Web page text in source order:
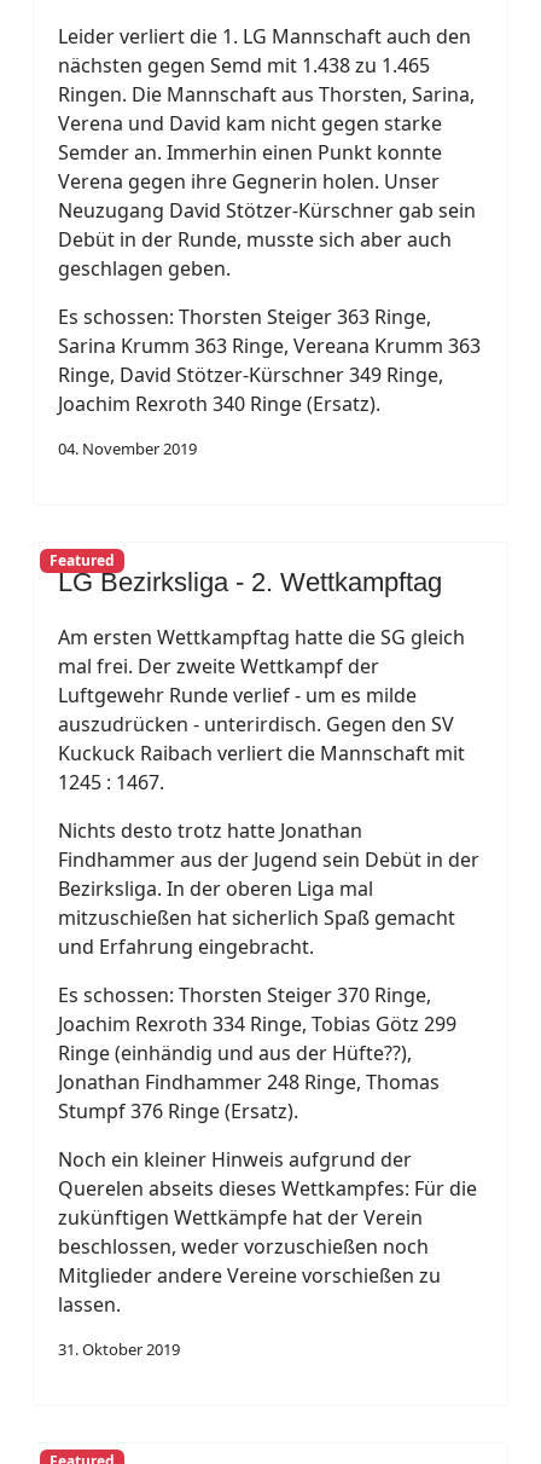
Leider verliert die 1. LG Mannschaft auch den
nächsten gegen Semd mit 1.438 zu 1.465
Ringen. Die Mannschaft aus Thorsten, Sarina,
Verena und David kam nicht gegen starke
Semder an. Immerhin einen Punkt konnte
Verena gegen ihre Gegnerin holen. Unser
Neuzugang David Stötzer-Kürschner gab sein
Debüt in der Runde, musste sich aber auch
geschlagen geben.
Es schossen: Thorsten Steiger 363 Ringe,
Sarina Krumm 363 Ringe, Vereana Krumm 363
Ringe, David Stötzer-Kürschner 349 Ringe,
Joachim Rexroth 340 Ringe (Ersatz).
04. November 2019
Featured
LG Bezirksliga - 2. Wettkampftag
Am ersten Wettkampftag hatte die SG gleich
mal frei. Der zweite Wettkampf der
Luftgewehr Runde verlief - um es milde
auszudrücken - unterirdisch. Gegen den SV
Kuckuck Raibach verliert die Mannschaft mit
1245 : 1467.
Nichts desto trotz hatte Jonathan
Findhammer aus der Jugend sein Debüt in der
Bezirksliga. In der oberen Liga mal
mitzuschießen hat sicherlich Spaß gemacht
und Erfahrung eingebracht.
Es schossen: Thorsten Steiger 370 Ringe,
Joachim Rexroth 334 Ringe, Tobias Götz 299
Ringe (einhändig und aus der Hüfte??),
Jonathan Findhammer 248 Ringe, Thomas
Stumpf 376 Ringe (Ersatz).
Noch ein kleiner Hinweis aufgrund der
Querelen abseits dieses Wettkampfes: Für die
zukünftigen Wettkämpfe hat der Verein
beschlossen, weder vorzuschießen noch
Mitglieder andere Vereine vorschießen zu
lassen.
31. Oktober 2019